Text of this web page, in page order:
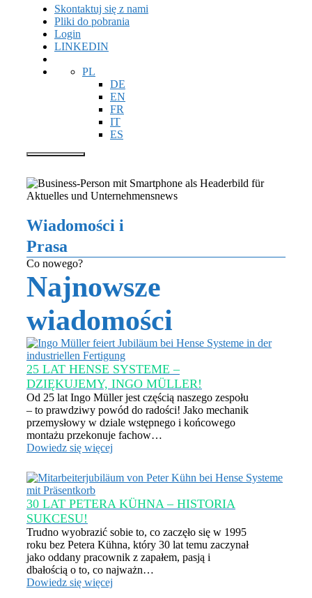
Skontaktuj się z nami
Pliki do pobrania
Login
LINKEDIN
PL
DE
EN
FR
IT
ES
Menu
Wiadomości i
Prasa
Najnowsze
wiadomości
Co nowego?
25 LAT HENSE SYSTEME –
DZIĘKUJEMY, INGO MÜLLER!
Od 25 lat Ingo Müller jest częścią naszego zespołu
– to prawdziwy powód do radości! Jako mechanik
przemysłowy w dziale wstępnego i końcowego
montażu przekonuje fachow…
Dowiedz się więcej
30 LAT PETERA KÜHNA – HISTORIA
SUKCESU!
Trudno wyobrazić sobie to, co zaczęło się w 1995
roku bez Petera Kühna, który 30 lat temu zaczynał
jako oddany pracownik z zapałem, pasją i
dbałością o to, co najważn…
Dowiedz się więcej